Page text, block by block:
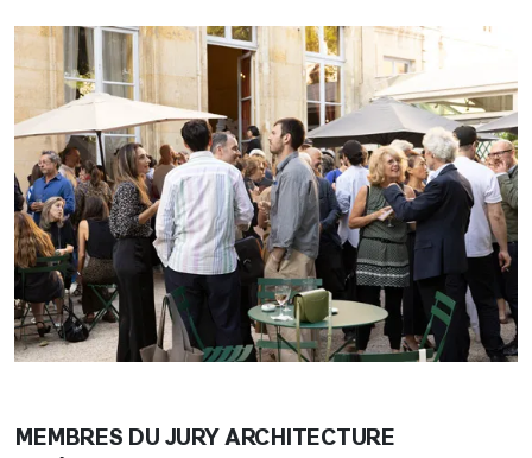
MEMBRES DU JURY ARCHITECTURE